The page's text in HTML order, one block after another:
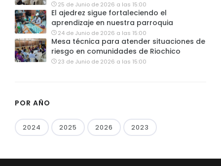
25 de Junio de 2026 a las 15:00
El ajedrez sigue fortaleciendo el
aprendizaje en nuestra parroquia
24 de Junio de 2026 a las 15:00
Mesa técnica para atender situaciones de
riesgo en comunidades de Riochico
23 de Junio de 2026 a las 15:00
POR AÑO
2024 2025 2026 2023